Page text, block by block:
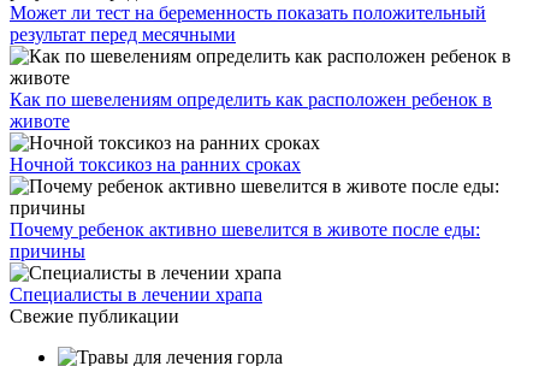
Может ли тест на беременность показать положительный
результат перед месячными
Как по шевелениям определить как расположен ребенок в
животе
Ночной токсикоз на ранних сроках
Почему ребенок активно шевелится в животе после еды:
причины
Специалисты в лечении храпа
Свежие публикации